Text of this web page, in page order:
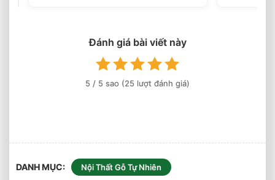
Đánh giá bài viết này
5 / 5 sao (25 lượt đánh giá)
DANH MỤC Nội Thất Gỗ Tự Nhiên